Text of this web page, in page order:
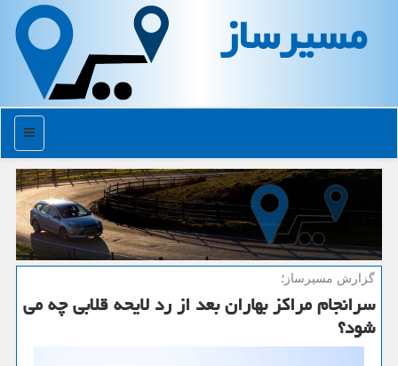
مسیرساز
منو
گزارش مسیرساز؛
سرانجام مراكز بهاران بعد از رد لایحه قلابی چه می
شود؟